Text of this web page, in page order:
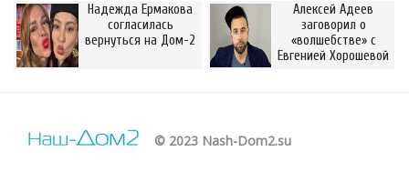
Надежда Ермакова
согласилась
вернуться на Дом-2
Алексей Адеев
заговорил о
«волшебстве» с
Евгенией Хорошевой
© 2023 Nash-Dom2.su